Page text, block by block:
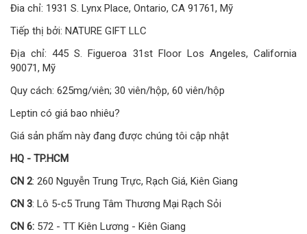
Đia chỉ: 1931 S. Lynx Place, Ontario, CA 91761, Mỹ
Tiếp thị bởi: NATURE GIFT LLC
Địa chỉ: 445 S. Figueroa 31st Floor Los Angeles, California
90071, Mỹ
Quy cách: 625mg/viên; 30 viên/hộp, 60 viên/hộp
Leptin có giá bao nhiêu?
Giá sản phẩm này đang được chúng tôi cập nhật
HQ - TP.HCM
CN 2: 260 Nguyễn Trung Trực, Rạch Giá, Kiên Giang
CN 3: Lô 5-c5 Trung Tâm Thương Mại Rạch Sỏi
CN 6: 572 - TT Kiên Lương - Kiên Giang